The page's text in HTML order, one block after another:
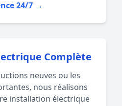
24/7 →
Complète
neuves ou les
nous réalisons
installation électrique